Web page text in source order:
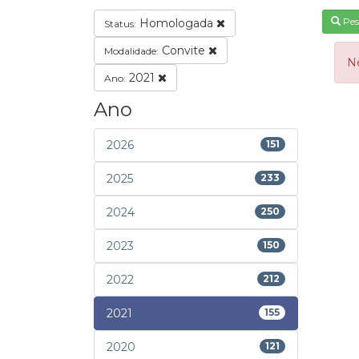
Status: Homologada
Modalidade: Convite
Ano: 2021
Ano
2026 151
2025 233
2024 250
2023 150
2022 212
2021 155
2020 121